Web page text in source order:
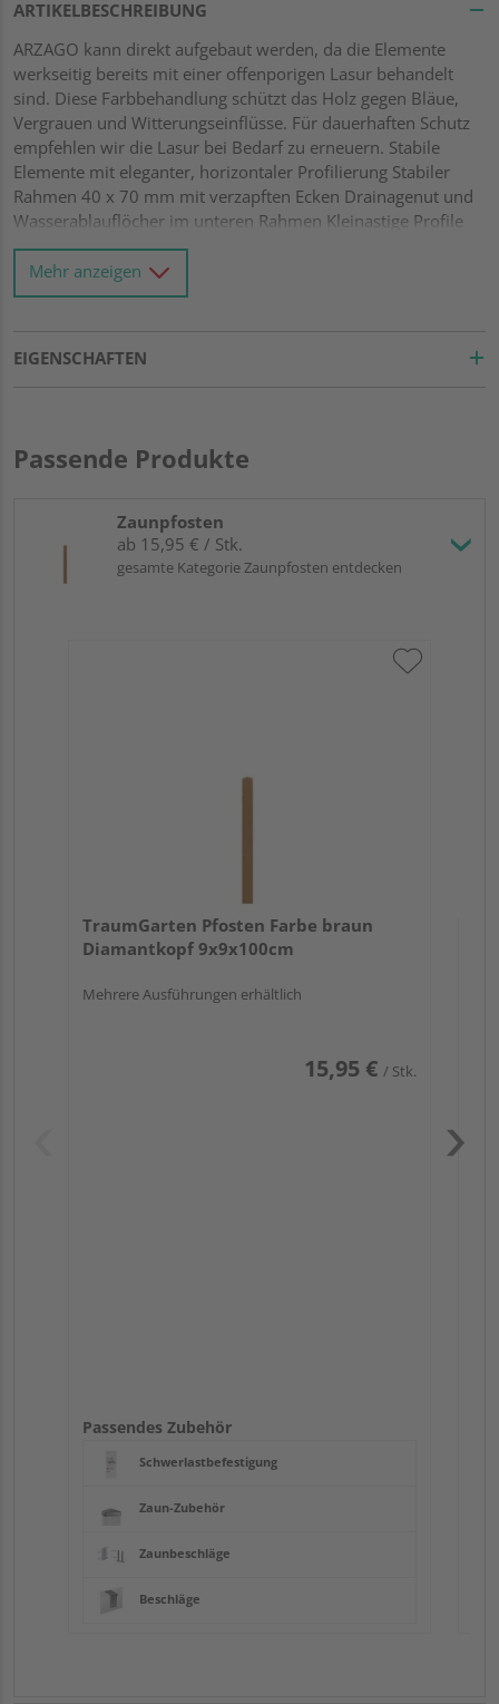
ARTIKELBESCHREIBUNG
ARZAGO kann direkt aufgebaut werden, da die Elemente
werkseitig bereits mit einer offenporigen Lasur behandelt
sind. Diese Farbbehandlung schützt das Holz gegen Bläue,
Vergrauen und Witterungseinflüsse. Für dauerhaften Schutz
empfehlen wir die Lasur bei Bedarf zu erneuern. Stabile
Elemente mit eleganter, horizontaler Profilierung Stabiler
Rahmen 40 x 70 mm mit verzapften Ecken Drainagenut und
Wasserablauflöcher im unteren Rahmen Kleinastige Profile
21 x 122 mm mit Riffel-Hobelung Gitter mit Leisten 10 x 40
mm und einer Maschenweite von 60 x 60 mm Alle
Verbindungen aus Edelstahl
Mehr anzeigen
EIGENSCHAFTEN
Passende Produkte
Zaunpfosten
ab 15,95 € / Stk.
gesamte Kategorie Zaunpfosten entdecken
TraumGarten Pfosten Farbe braun
Diamantkopf 9x9x100cm
Mehrere Ausführungen erhältlich
15,95 € / Stk.
Passendes Zubehör
Schwerlastbefestigung
Zaun-Zubehör
Zaunbeschläge
Beschläge